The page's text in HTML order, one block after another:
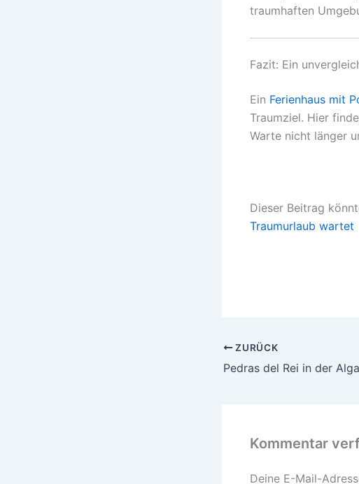
traumhaften
Fazit: Ein
Ein Ferienhaus mit
Traumziel. Hier
Warte nicht länger
Dieser Beitrag
Traumurlaub wartet
ZURÜCK
Pedras del Rei in der
Kommentar
Deine E-Mail-